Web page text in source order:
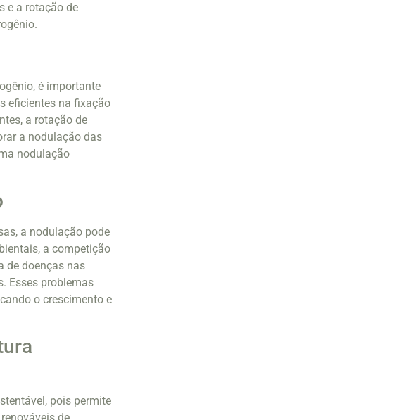
e a rotação de
é importante
eficientes na fixação
a rotação de
a nodulação das
nodulação
a nodulação pode
a competição
de doenças nas
Esses problemas
o crescimento e
pois permite